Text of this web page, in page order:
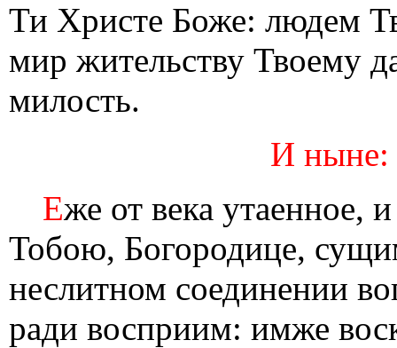
Ти Христе Боже: людем
мир жительству Твоему
милость.
И ныне:
Еже от века утаенное,
Тобою, Богородице,
неслитном соединении
ради восприим: имже